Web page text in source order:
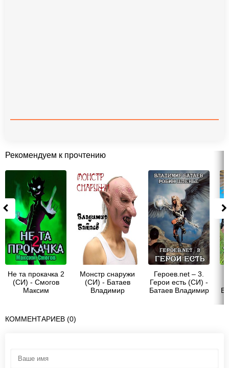
Рекомендуем к прочтению
Не та прокачка 2
(СИ) - Смогов
Максим
Монстр снаружи
(СИ) - Батаев
Владимир
Героев.net – 3.
Герои есть (СИ) -
Батаев Владимир
КОММЕНТАРИЕВ (0)